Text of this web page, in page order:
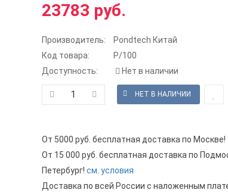
23783 руб.
Производитель:
Pondtech Китай
Код товара:
P/100
Доступность:
Нет в наличии
От 5000 руб. бесплатная доставка по Москве!
От 15 000 руб. бесплатная доставка по
Петербург! см. условия
Доставка по всей России с наложенным